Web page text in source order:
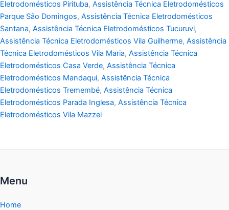
Eletrodomésticos Pirituba, Assistência Técnica Eletrodomésticos
Parque São Domingos, Assistência Técnica Eletrodomésticos
Santana, Assistência Técnica Eletrodomésticos Tucuruvi,
Assistência Técnica Eletrodomésticos Vila Guilherme, Assistência
Técnica Eletrodomésticos Vila Maria, Assistência Técnica
Eletrodomésticos Casa Verde, Assistência Técnica
Eletrodomésticos Mandaqui, Assistência Técnica
Eletrodomésticos Tremembé, Assistência Técnica
Eletrodomésticos Parada Inglesa, Assistência Técnica
Eletrodomésticos Vila Mazzei
Menu
Home